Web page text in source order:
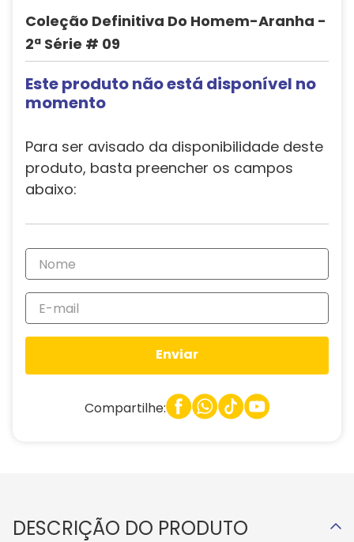
Coleção Definitiva Do Homem-Aranha -
2ª Série # 09
Este produto não está disponível no
momento
Para ser avisado da disponibilidade deste
produto, basta preencher os campos
abaixo:
Enviar
Compartilhe:
DESCRIÇÃO DO PRODUTO